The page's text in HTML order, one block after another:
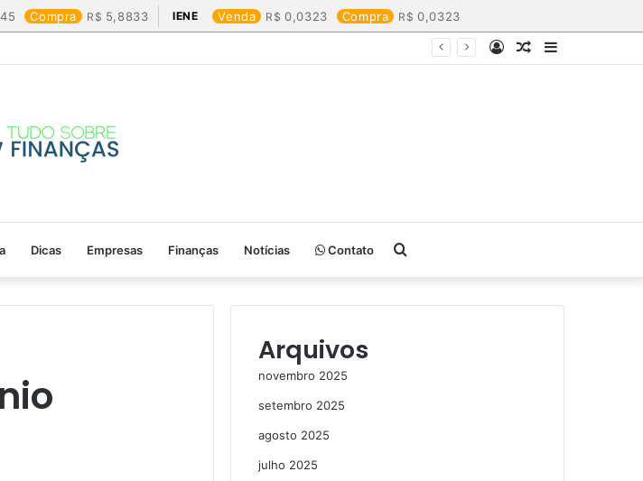
Compra 5,8833 IENE Venda 0,0323 Compra 0,0323
a pena
Barra
Artigo
Entrar
Dicas Empresas Finanças Notícias Contato Procurar
por
Arquivos
novembro 2025
setembro 2025
agosto 2025
julho 2025